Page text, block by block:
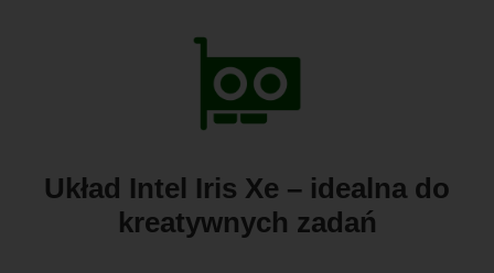
Układ Intel Iris Xe – idealna do
kreatywnych zadań